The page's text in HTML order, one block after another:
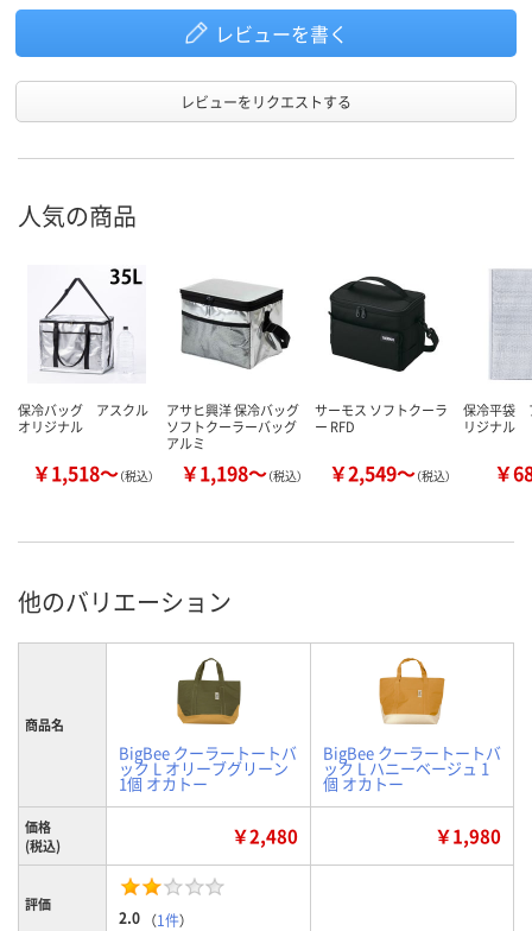
レビューを書く
レビューをリクエストする
人気の商品
保冷バッグ アスクル
オリジナル
￥1,518～（税込）
アサヒ興洋 保冷バッグ
ソフトクーラーバッグ
アルミ
￥1,198～（税込）
サーモス ソフトクーラ
ー RFD
￥2,549～（税込）
保冷平袋
リジナル
￥
他のバリエーション
商品名
BigBee クーラートートバ
ック L オリーブグリーン
1個 オカトー
BigBee クーラートートバ
ック L ハニーベージュ 1
個 オカトー
価格
(税込)
￥2,480 ￥1,980
評価
2.0 （1件）